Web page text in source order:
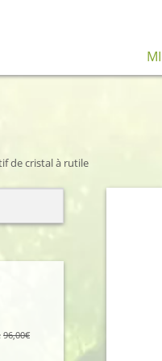
de cristal à rutile
96,00€